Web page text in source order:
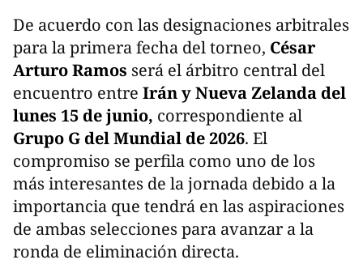
De acuerdo con las designaciones arbitrales
para la primera fecha del torneo, César
Arturo Ramos será el árbitro central del
encuentro entre Irán y Nueva Zelanda del
lunes 15 de junio, correspondiente al
Grupo G del Mundial de 2026. El
compromiso se perfila como uno de los
más interesantes de la jornada debido a la
importancia que tendrá en las aspiraciones
de ambas selecciones para avanzar a la
ronda de eliminación directa.